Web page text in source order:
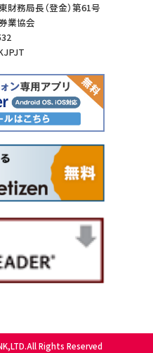
務局長（登金）第61号
業協会
Rights Reserved